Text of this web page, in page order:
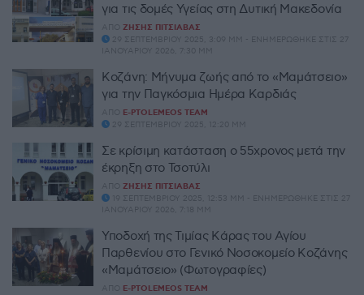
για τις δομές Υγείας στη Δυτική Μακεδονία
ΑΠΌ ΖΉΣΗΣ ΠΙΤΣΙΆΒΑΣ
29 ΣΕΠΤΕΜΒΡΊΟΥ 2025, 3:09 ΜΜ - ΕΝΗΜΕΡΏΘΗΚΕ ΣΤΙΣ 27
ΙΑΝΟΥΑΡΊΟΥ 2026, 7:30 ΜΜ
Κοζάνη: Μήνυμα ζωής από το «Μαμάτσειο»
για την Παγκόσμια Ημέρα Καρδιάς
ΑΠΌ E-PTOLEMEOS TEAM
29 ΣΕΠΤΕΜΒΡΊΟΥ 2025, 12:20 ΜΜ
Σε κρίσιμη κατάσταση ο 55χρονος μετά την
έκρηξη στο Τσοτύλι
ΑΠΌ ΖΉΣΗΣ ΠΙΤΣΙΆΒΑΣ
19 ΣΕΠΤΕΜΒΡΊΟΥ 2025, 12:53 ΜΜ - ΕΝΗΜΕΡΏΘΗΚΕ ΣΤΙΣ 27
ΙΑΝΟΥΑΡΊΟΥ 2026, 7:18 ΜΜ
Υποδοχή της Τιμίας Κάρας του Αγίου
Παρθενίου στο Γενικό Νοσοκομείο Κοζάνης
«Μαμάτσειο» (Φωτογραφίες)
ΑΠΌ E-PTOLEMEOS TEAM